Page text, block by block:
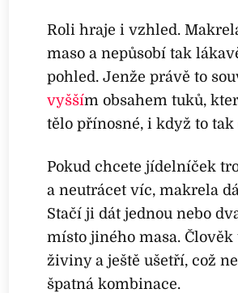
Roli hraje i vzhled.
maso a nepůsobí tak
pohled. Jenže právě to
vyšším obsahem tuků,
tělo přínosné, i když to tak
Pokud chcete jídelníček
a neutrácet víc, makrela
Stačí ji dát jednou nebo
místo jiného masa.
živiny a ještě ušetří, což
špatná kombinace.